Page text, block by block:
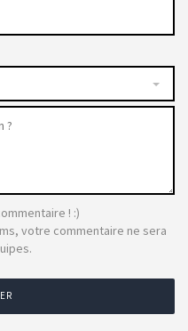
! :)
votre commentaire ne sera